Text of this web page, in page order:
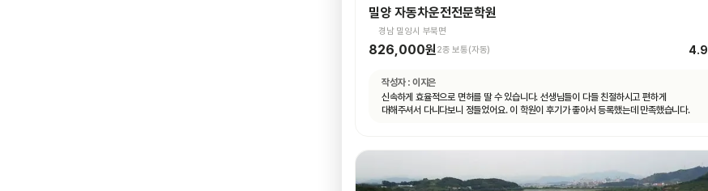
밀양 자동차운전전문학원
경남 밀양시 부북면
826,000원2종 보통(자동) 4.9
작성자 : 이지은
신속하게 효율적으로 면허를 딸 수 있습니다. 선생님들이 다들 친절하시고 편하게
대해주셔서 다니다보니 정들었어요. 이 학원이 후기가 좋아서 등록했는데 만족했습니다.